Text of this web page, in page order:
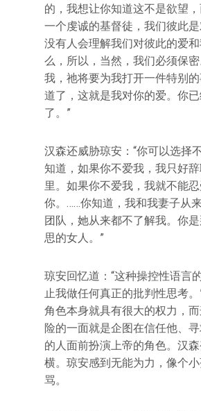
的，我想让你知道这不是欲望
一个虔诚的基督徒，我们彼此是
没有人会理解我们对彼此的爱
么，所以，当然，我们必须保
我，祂将要为我打开一件特别
道了，这就是我对你的爱。你
了。”
汉森还威胁琼安：“你可以选择
知道，如果你不爱我，我只好
里。如果你不爱我，我就不能
你。……你知道，我和我妻子从
团队，她从来都不了解我。你
思的女人。”
琼安回忆道：“这种操控性语言
止我做任何真正的批判性思考
角色本身就具有很大的权力，
险的一面就是企图在信任他、
的人面前扮演上帝的角色。汉
横。琼安感到无能为力，像个
骂。